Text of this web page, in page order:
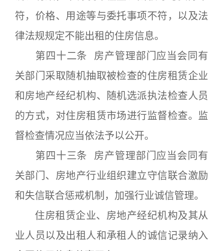
符，价格、用途等与委托事项不符，以及法
律法规规定不能出租的住房信息。
第四十二条 房产管理部门应当会同有
关部门采取随机抽取被检查的住房租赁企业
和房地产经纪机构、随机选派执法检查人员
的方式，对住房租赁市场进行监督检查。监
督检查情况应当依法予以公开。
第四十三条 房产管理部门应当会同有
关部门、房地产行业组织建立守信联合激励
和失信联合惩戒机制，加强行业诚信管理。
住房租赁企业、房地产经纪机构及其从
业人员以及出租人和承租人的诚信记录纳入